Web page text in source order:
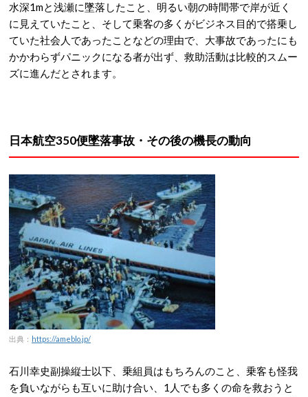
水深1mと浅瀬に墜落したこと、明るい朝の時間帯で岸が近く
に見えていたこと、そして乗客の多くがビジネス目的で搭乗し
ていた社会人であったことなどの理由で、大事故であったにも
かかわらずパニックになる者が出ず、救助活動は比較的スムー
ズに進んだとされます。
日本航空350便墜落事故・その後の機長の動向
出典： https://ameblo.jp/
石川幸史副操縦士以下、乗組員はもちろんのこと、乗客も怪我
を負いながらも互いに助け合い、1人でも多くの命を救おうと